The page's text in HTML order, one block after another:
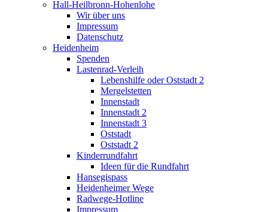
Hall-Heilbronn-Hohenlohe
Wir über uns
Impressum
Datenschutz
Heidenheim
Spenden
Lastenrad-Verleih
Lebenshilfe oder Oststadt 2
Mergelstetten
Innenstadt
Innenstadt 2
Innenstadt 3
Oststadt
Oststadt 2
Kinderrundfahrt
Ideen für die Rundfahrt
Hansegispass
Heidenheimer Wege
Radwege-Hotline
Impressum